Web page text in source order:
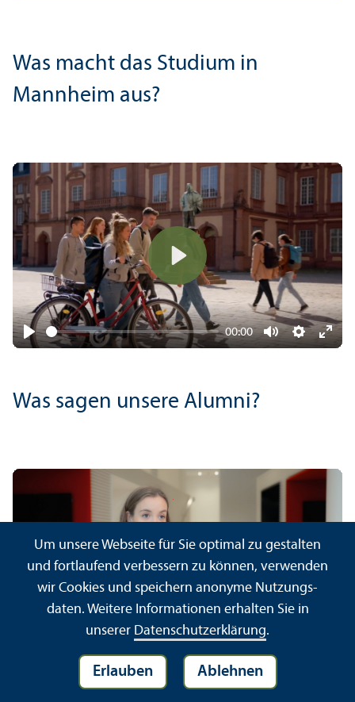
Was macht das Studium in
Mannheim aus?
Play
00:00
MuteSettings
Play
Was sagen unsere Alumni?
00:00
Mute
Play
Um unsere Webseite für Sie optimal zu gestalten
und fortlaufend verbessern zu können, verwenden
wir Cookies und speichern anonyme Nutzungs­
daten. Weitere Informationen erhalten Sie in
unserer Datenschutz­erklärung.
Erlauben Ablehnen